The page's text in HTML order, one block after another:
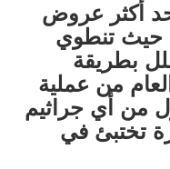
أكثر عروض
، حيث تنطوي
بطريقة
من عملية
من أي جراثيم
تختبئ في